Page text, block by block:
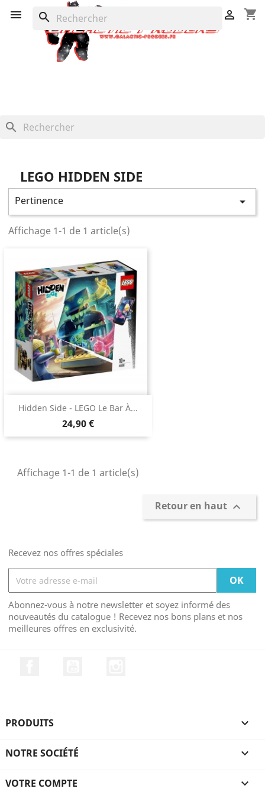
 shopping_cart

search
search
LEGO HIDDEN SIDE
Pertinence 
Affichage 1-1 de 1 article(s)
Hidden Side - LEGO Le Bar À...
24,90 €
Affichage 1-1 de 1 article(s)
Retour en haut 
Recevez nos offres spéciales
Abonnez-vous à notre newsletter et soyez informé des
nouveautés du catalogue ! Recevez nos bons plans et nos
meilleures offres en exclusivité.
PRODUITS 
NOTRE SOCIÉTÉ 
VOTRE COMPTE 